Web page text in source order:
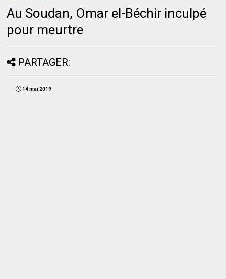
Au Soudan, Omar el-Béchir inculpé
pour meurtre
PARTAGER:
14 mai 2019